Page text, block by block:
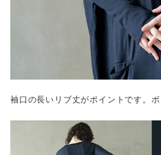
袖口の長いリブ丈がポイントです。